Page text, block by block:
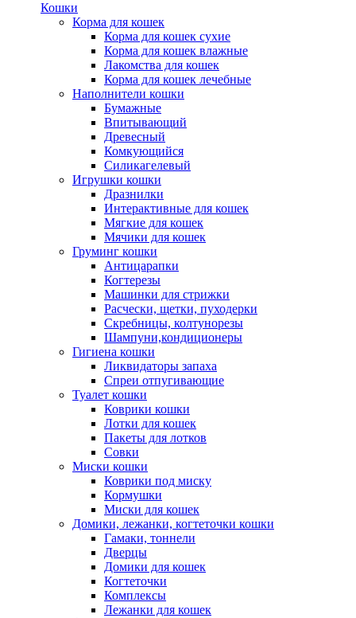
Кошки
Корма для кошек
Корма для кошек сухие
Корма для кошек влажные
Лакомства для кошек
Корма для кошек лечебные
Наполнители кошки
Бумажные
Впитывающий
Древесный
Комкующийся
Силикагелевый
Игрушки кошки
Дразнилки
Интерактивные для кошек
Мягкие для кошек
Мячики для кошек
Груминг кошки
Антицарапки
Когтерезы
Машинки для стрижки
Расчески, щетки, пуходерки
Скребницы, колтунорезы
Шампуни,кондиционеры
Гигиена кошки
Ликвидаторы запаха
Спреи отпугивающие
Туалет кошки
Коврики кошки
Лотки для кошек
Пакеты для лотков
Совки
Миски кошки
Коврики под миску
Кормушки
Миски для кошек
Домики, лежанки, когтеточки кошки
Гамаки, тоннели
Дверцы
Домики для кошек
Когтеточки
Комплексы
Лежанки для кошек